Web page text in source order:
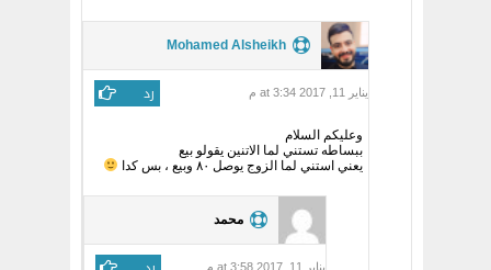
Mohamed Alsheikh
يناير 11, 2017 at 3:34 م رد
وعليكم السلام
ببساطه تستني لما الاتنين يقولو بيع
يعني استني لما الزوج يوصل ٨٠ وبيع ، بس كدا
محمد
يناير 11, 2017 at 3:58 م